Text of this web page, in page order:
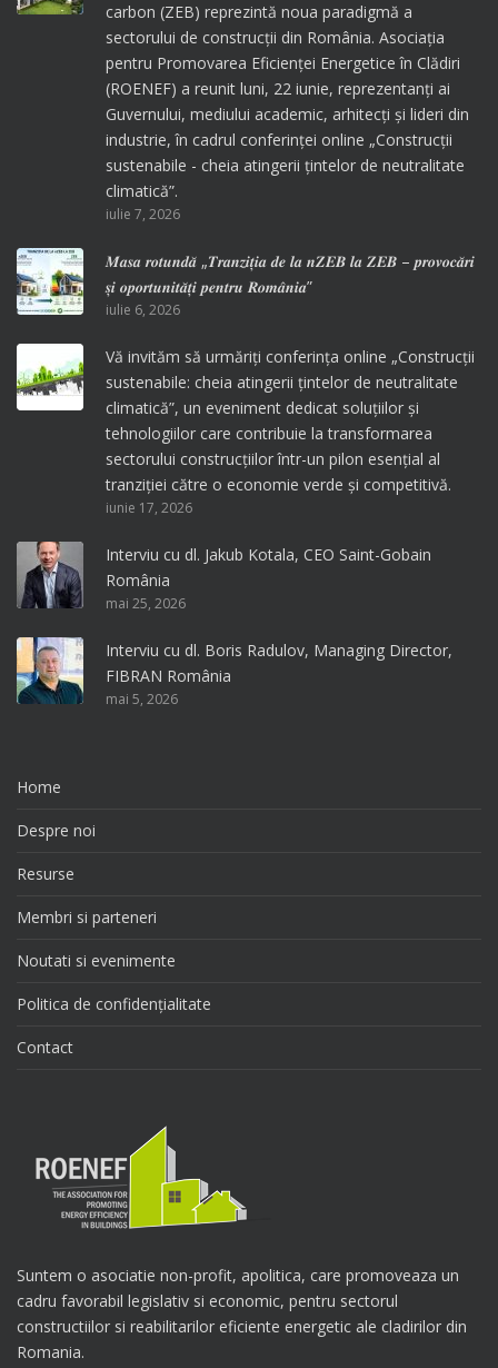
carbon (ZEB) reprezintă noua paradigmă a
sectorului de construcții din România. Asociația
pentru Promovarea Eficienței Energetice în Clădiri
(ROENEF) a reunit luni, 22 iunie, reprezentanți ai
Guvernului, mediului academic, arhitecți și lideri din
industrie, în cadrul conferinței online „Construcții
sustenabile - cheia atingerii țintelor de neutralitate
climatică”.
iulie 7, 2026
𝑴𝒂𝒔𝒂 𝒓𝒐𝒕𝒖𝒏𝒅𝒂̆ „𝑻𝒓𝒂𝒏𝒛𝒊𝒕̦𝒊𝒂 𝒅𝒆 𝒍𝒂 𝒏𝒁𝑬𝑩 𝒍𝒂 𝒁𝑬𝑩 – 𝒑𝒓𝒐𝒗𝒐𝒄𝒂̆𝒓𝒊
𝒔̦𝒊 𝒐𝒑𝒐𝒓𝒕𝒖𝒏𝒊𝒕𝒂̆𝒕̦𝒊 𝒑𝒆𝒏𝒕𝒓𝒖 𝑹𝒐𝒎𝒂̂𝒏𝒊𝒂”
iulie 6, 2026
Vă invităm să urmăriți conferința online „Construcții
sustenabile: cheia atingerii țintelor de neutralitate
climatică”, un eveniment dedicat soluțiilor și
tehnologiilor care contribuie la transformarea
sectorului construcțiilor într-un pilon esențial al
tranziției către o economie verde și competitivă.
iunie 17, 2026
Interviu cu dl. Jakub Kotala, CEO Saint-Gobain
România
mai 25, 2026
Interviu cu dl. Boris Radulov, Managing Director,
FIBRAN România
mai 5, 2026
Home
Despre noi
Resurse
Membri si parteneri
Noutati si evenimente
Politica de confidențialitate
Contact
Suntem o asociatie non-profit, apolitica, care promoveaza un
cadru favorabil legislativ si economic, pentru sectorul
constructiilor si reabilitarilor eficiente energetic ale cladirilor din
Romania.